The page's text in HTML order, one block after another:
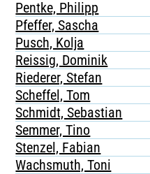
Pentke, Philipp
Pfeffer, Sascha
Pusch, Kolja
Reissig, Dominik
Riederer, Stefan
Scheffel, Tom
Schmidt, Sebastian
Semmer, Tino
Stenzel, Fabian
Wachsmuth, Toni